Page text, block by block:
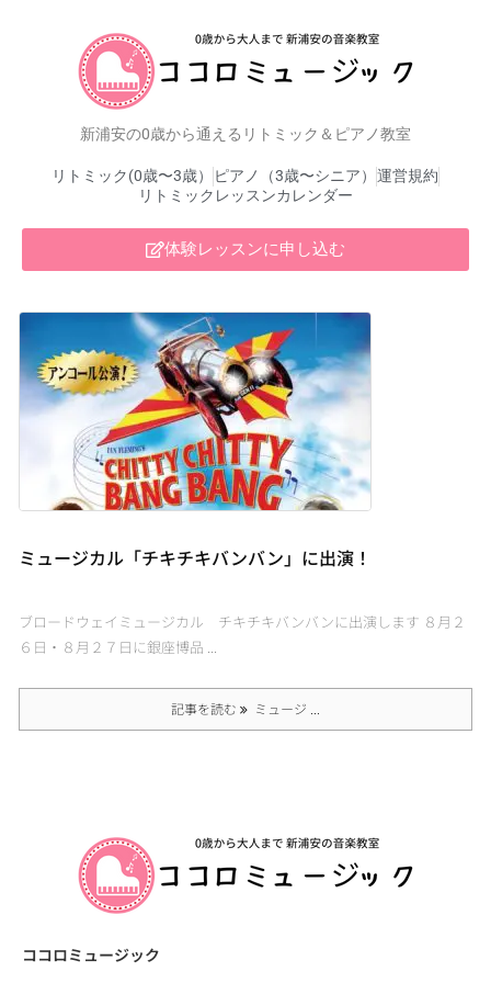
新浦安の0歳から通えるリトミック＆ピアノ教室
リトミック(0歳〜3歳） ピアノ（3歳〜シニア） 運営規約
リトミックレッスンカレンダー
体験レッスンに申し込む
ミュージカル「チキチキバンバン」に出演！
ブロードウェイミュージカル チキチキバンバンに出演します ８月２
６日・８月２７日に銀座博品 ...
記事を読む ミュージ ...
ココロミュージック